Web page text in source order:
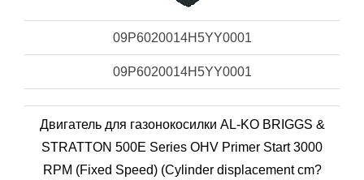
09P6020014H5YY0001
09P6020014H5YY0001
Двигатель для газонокосилки AL-KO BRIGGS &
STRATTON 500E Series OHV Primer Start 3000
RPM (Fixed Speed) (Cylinder displacement cm?